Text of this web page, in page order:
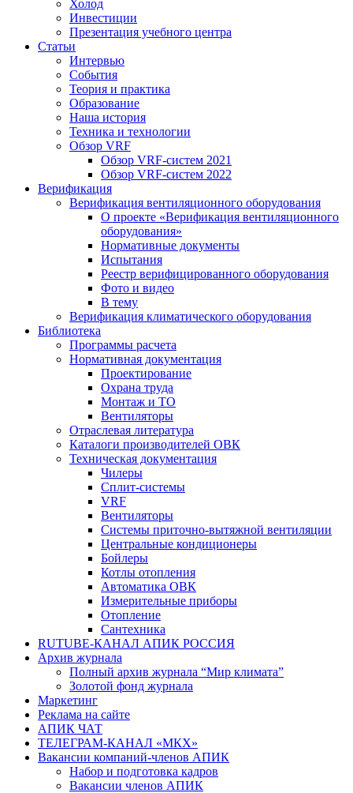
Холод
Инвестиции
Презентация учебного центра
Статьи
Интервью
События
Теория и практика
Образование
Наша история
Техника и технологии
Обзор VRF
Обзор VRF-систем 2021
Обзор VRF-систем 2022
Верификация
Верификация вентиляционного оборудования
О проекте «Верификация вентиляционного
оборудования»
Нормативные документы
Испытания
Реестр верифицированного оборудования
Фото и видео
В тему
Верификация климатического оборудования
Библиотека
Программы расчета
Нормативная документация
Проектирование
Охрана труда
Монтаж и ТО
Вентиляторы
Отраслевая литература
Каталоги производителей ОВК
Техническая документация
Чилеры
Сплит-системы
VRF
Вентиляторы
Системы приточно-вытяжной вентиляции
Центральные кондиционеры
Бойлеры
Котлы отопления
Автоматика ОВК
Измерительные приборы
Отопление
Сантехника
RUTUBE-КАНАЛ АПИК РОССИЯ
Архив журнала
Полный архив журнала “Мир климата”
Золотой фонд журнала
Маркетинг
Реклама на сайте
АПИК ЧАТ
ТЕЛЕГРАМ-КАНАЛ «МКХ»
Вакансии компаний-членов АПИК
Набор и подготовка кадров
Вакансии членов АПИК